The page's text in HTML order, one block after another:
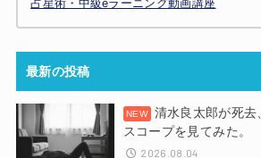
占星術・中級eラーニング動画講座
最新の投稿
清水良太郎が死去
スコープを見てみた。
2026.08.04